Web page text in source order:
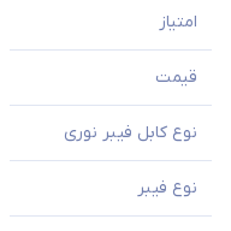
امتیاز
قیمت
نوع کابل فیبر نوری
نوع فیبر